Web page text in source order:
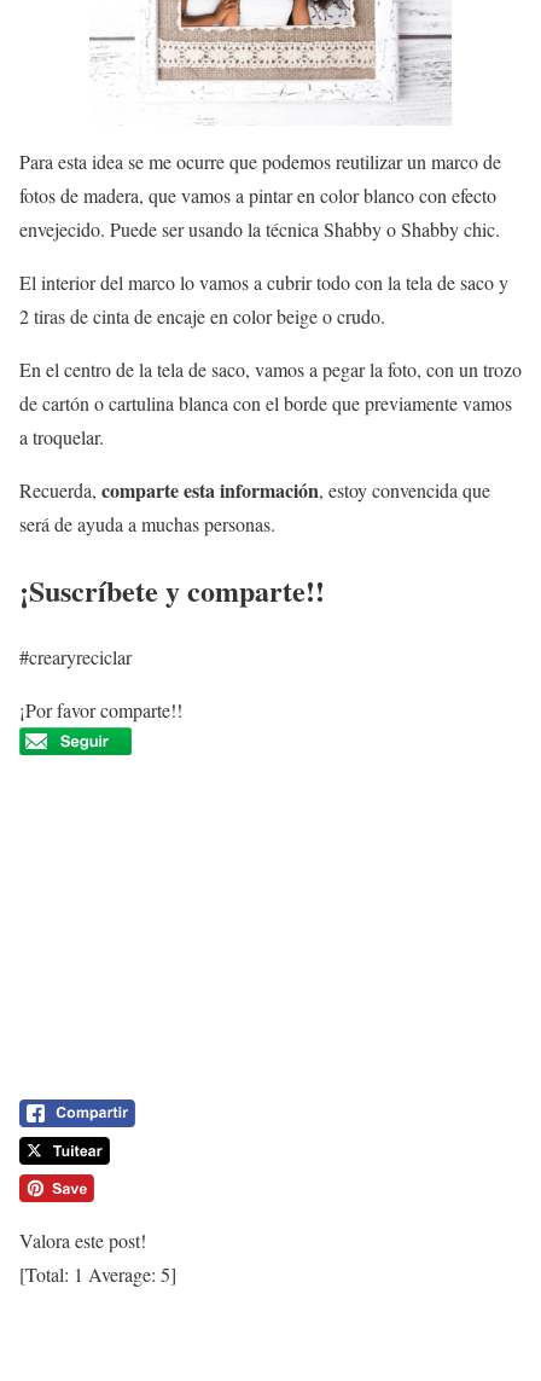
Para esta idea se me ocurre que podemos reutilizar un marco de
fotos de madera, que vamos a pintar en color blanco con efecto
envejecido. Puede ser usando la técnica Shabby o Shabby chic.
El interior del marco lo vamos a cubrir todo con la tela de saco y
2 tiras de cinta de encaje en color beige o crudo.
En el centro de la tela de saco, vamos a pegar la foto, con un trozo
de cartón o cartulina blanca con el borde que previamente vamos
a troquelar.
Recuerda, comparte esta información, estoy convencida que
será de ayuda a muchas personas.
¡Suscríbete y comparte!!
#crearyreciclar
¡Por favor comparte!!
Valora este post!
[Total: 1 Average: 5]